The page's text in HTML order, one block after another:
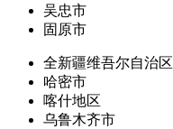
吴忠市
固原市
全新疆维吾尔自治区
哈密市
喀什地区
乌鲁木齐市